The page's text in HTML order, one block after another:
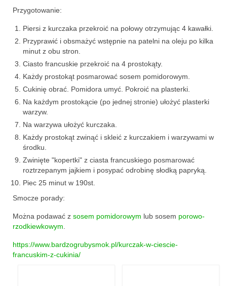
Wielkanoc
Boże Narodzenie
poza kuchnią
Smoki
Przygotowanie:
Piersi z kurczaka przekroić na połowy otrzymując 4 kawałki.
Przyprawić i obsmażyć wstępnie na patelni na oleju po kilka
minut z obu stron.
Ciasto francuskie przekroić na 4 prostokąty.
Każdy prostokąt posmarować sosem pomidorowym.
Cukinię obrać. Pomidora umyć. Pokroić na plasterki.
Na każdym prostokącie (po jednej stronie) ułożyć plasterki
warzyw.
Na warzywa ułożyć kurczaka.
Każdy prostokąt zwinąć i skleić z kurczakiem i warzywami w
środku.
Zwinięte "kopertki" z ciasta francuskiego posmarować
roztrzepanym jajkiem i posypać odrobinę słodką papryką.
Piec 25 minut w 190st.
Smocze porady:
Można podawać z sosem pomidorowym lub sosem porowo-
rzodkiewkowym.
https://www.bardzogrubysmok.pl/kurczak-w-ciescie-
francuskim-z-cukinia/